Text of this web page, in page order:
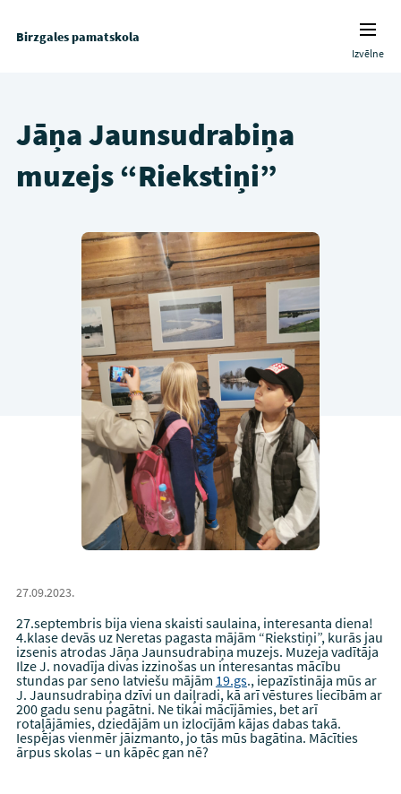
Birzgales pamatskola
Izvēlne
Jāņa Jaunsudrabiņa
muzejs “Riekstiņi”
27.09.2023.
27.septembris bija viena skaisti saulaina, interesanta diena!
4.klase devās uz Neretas pagasta mājām “Riekstiņi”, kurās jau
izsenis atrodas Jāņa Jaunsudrabiņa muzejs. Muzeja vadītāja
Ilze J. novadīja divas izzinošas un interesantas mācību
stundas par seno latviešu mājām 19.gs., iepazīstināja mūs ar
J. Jaunsudrabiņa dzīvi un daiļradi, kā arī vēstures liecībām ar
200 gadu senu pagātni. Ne tikai mācījāmies, bet arī
rotaļājāmies, dziedājām un izlocījām kājas dabas takā.
Iespējas vienmēr jāizmanto, jo tās mūs bagātina. Mācīties
ārpus skolas – un kāpēc gan nē?